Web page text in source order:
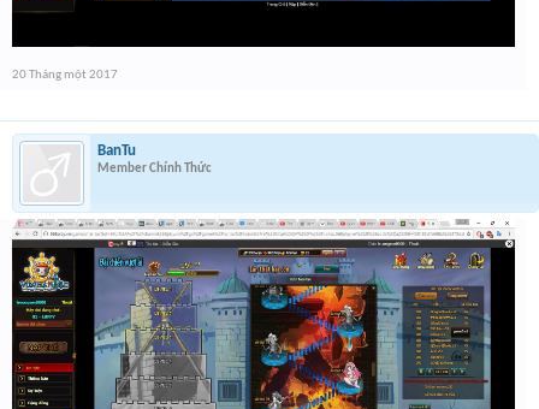
20 Tháng một 2017
BanTu
Member Chính Thức